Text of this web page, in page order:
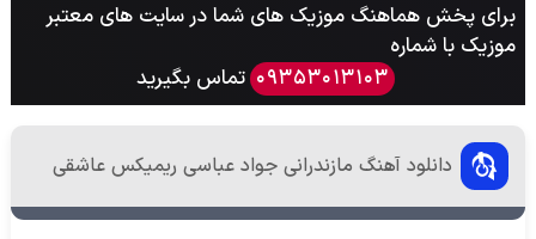
برای پخش هماهنگ موزیک های شما در سایت های معتبر
موزیک با شماره
09353013103 تماس بگیرید
دانلود آهنگ مازندرانی جواد عباسی ریمیکس عاشقی